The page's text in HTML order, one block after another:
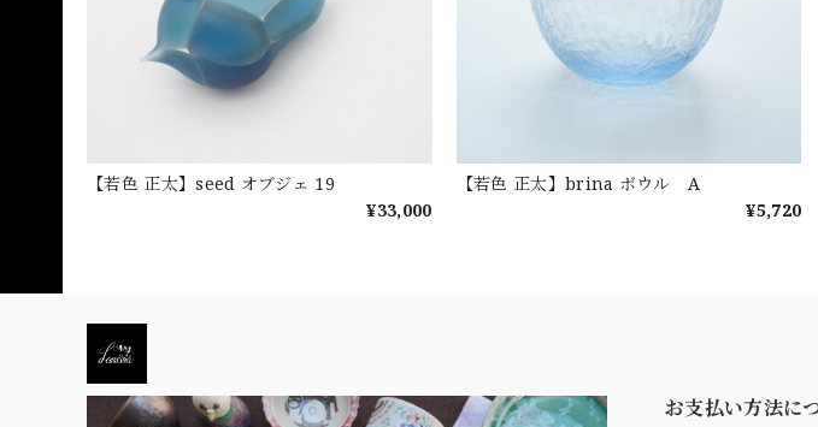
【若色 正太】seed オブジェ 19
¥33,000
【若色 正太】brina ボウル A
¥5,720
お支払い方法に